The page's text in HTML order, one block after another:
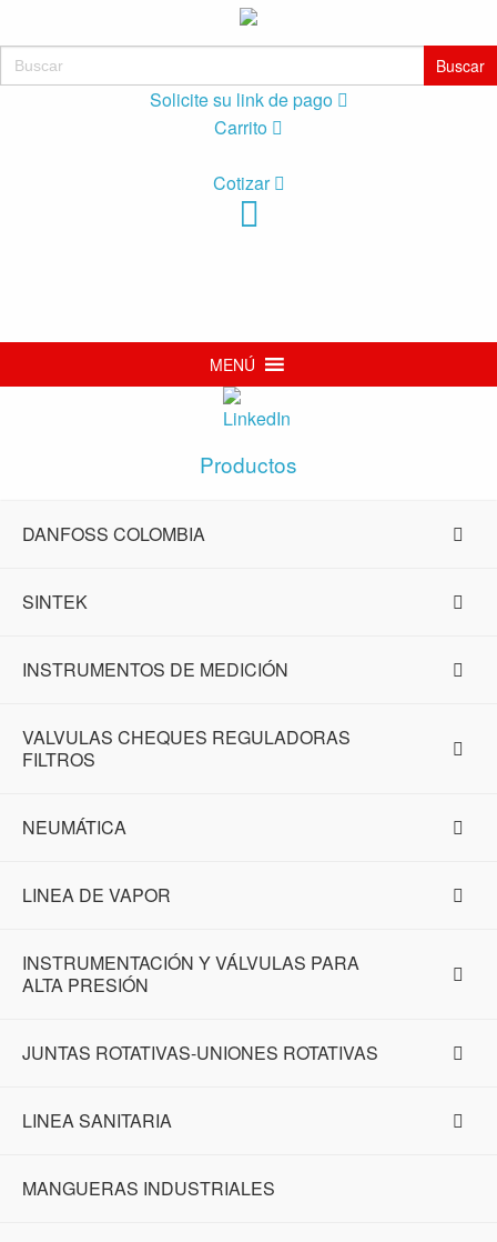
Buscar:
Solicite su link de pago
Carrito
Cotizar
MENÚ
Productos
DANFOSS COLOMBIA
SINTEK
INSTRUMENTOS DE MEDICIÓN
VALVULAS CHEQUES REGULADORAS
FILTROS
NEUMÁTICA
LINEA DE VAPOR
INSTRUMENTACIÓN Y VÁLVULAS PARA
ALTA PRESIÓN
JUNTAS ROTATIVAS-UNIONES ROTATIVAS
LINEA SANITARIA
MANGUERAS INDUSTRIALES